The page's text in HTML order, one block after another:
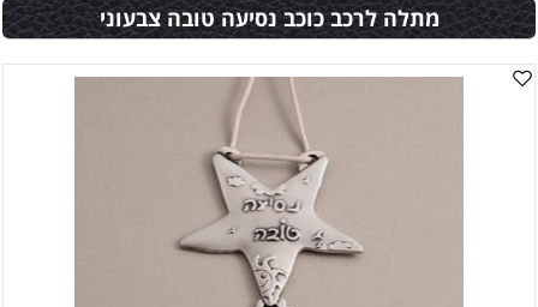
מתלה לרכב כוכב נסיעה טובה צבעוני